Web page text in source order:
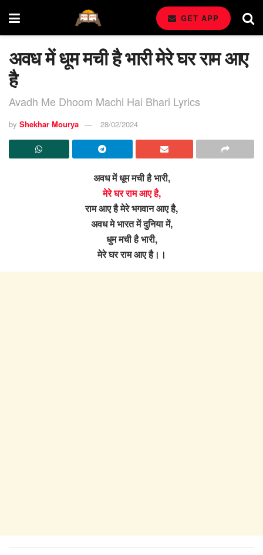
GET APP
अवध में धूम मची है भारी मेरे घर राम आए
है
Avadh Me Dhoom Machi Hai Bhari Lyrics
by Shekhar Mourya 28/02/2024
अवध में धूम मची है भारी,
मेरे घर राम आए है,
राम आए है मेरे भगवान आए है,
अवध मे भारत में दुनिया में,
धुम मची है भारी,
मेरे घर राम आए है।।